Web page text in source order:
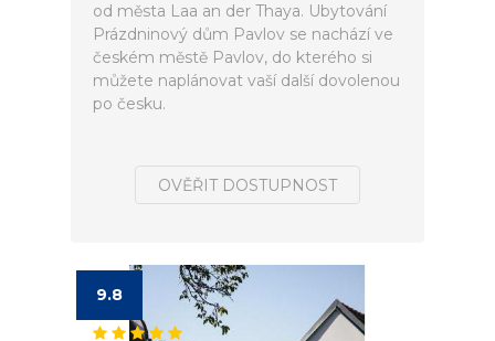
od města Laa an der Thaya. Ubytování
Prázdninový dům Pavlov se nachází ve
českém městě Pavlov, do kterého si
můžete naplánovat vaší další dovolenou
po česku.
OVĚŘIT DOSTUPNOST
9.8